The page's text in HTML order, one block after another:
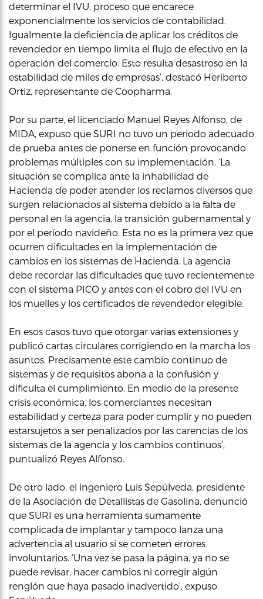
determinar el IVU, proceso que encarece
exponencialmente los servicios de contabilidad.
Igualmente la deficiencia de aplicar los créditos de
revendedor en tiempo limita el flujo de efectivo en la
operación del comercio. Esto resulta desastroso en la
estabilidad de miles de empresas’, destacó Heriberto
Ortiz, representante de Coopharma.
Por su parte, el licenciado Manuel Reyes Alfonso, de
MIDA, expuso que SURI no tuvo un periodo adecuado
de prueba antes de ponerse en función provocando
problemas múltiples con su implementación. ‘La
situación se complica ante la inhabilidad de
Hacienda de poder atender los reclamos diversos que
surgen relacionados al sistema debido a la falta de
personal en la agencia, la transición gubernamental y
por el período navideño. Esta no es la primera vez que
ocurren dificultades en la implementación de
cambios en los sistemas de Hacienda. La agencia
debe recordar las dificultades que tuvo recientemente
con el sistema PICO y antes con el cobro del IVU en
los muelles y los certificados de revendedor elegible.
En esos casos tuvo que otorgar varias extensiones y
publicó cartas circulares corrigiendo en la marcha los
asuntos. Precisamente este cambio continuo de
sistemas y de requisitos abona a la confusión y
dificulta el cumplimiento. En medio de la presente
crisis económica, los comerciantes necesitan
estabilidad y certeza para poder cumplir y no pueden
estarsujetos a ser penalizados por las carencias de los
sistemas de la agencia y los cambios continuos’,
puntualizó Reyes Alfonso.
De otro lado, el ingeniero Luis Sepúlveda, presidente
de la Asociación de Detallistas de Gasolina, denunció
que SURI es una herramienta sumamente
complicada de implantar y tampoco lanza una
advertencia al usuario si se cometen errores
involuntarios. ‘Una vez se pasa la página, ya no se
puede revisar, hacer cambios ni corregir algún
renglón que haya pasado inadvertido’, expuso